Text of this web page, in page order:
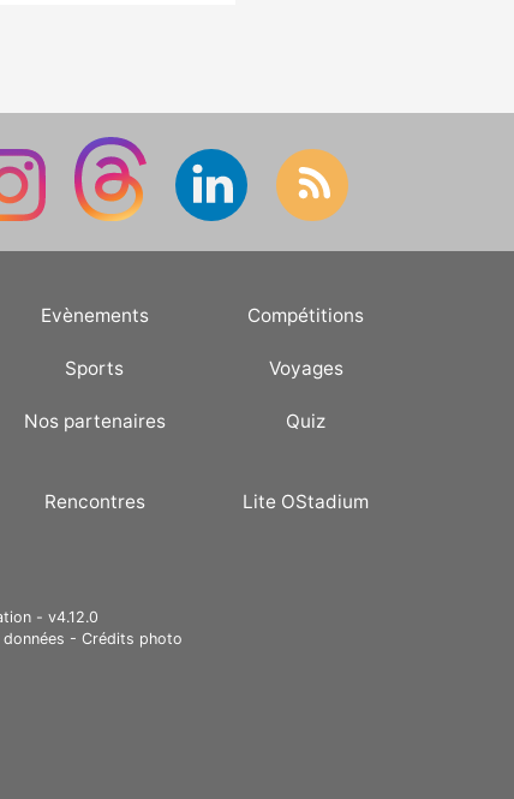
Evènements Compétitions
Sports Voyages
Nos partenaires Quiz
Rencontres Lite OStadium
- v4.12.0
- Crédits photo